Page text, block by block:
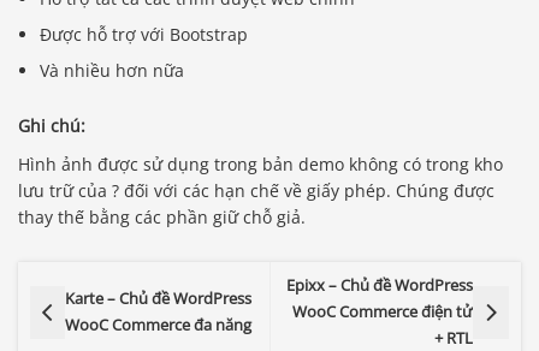
Được hỗ trợ với Bootstrap
Và nhiều hơn nữa
Ghi chú:
Hình ảnh được sử dụng trong bản demo không có trong kho
lưu trữ của ? đối với các hạn chế về giấy phép. Chúng được
thay thế bằng các phần giữ chỗ giả.
Karte – Chủ đề WordPress
WooC Commerce đa năng
Epixx – Chủ đề WordPress
WooC Commerce điện tử
+ RTL